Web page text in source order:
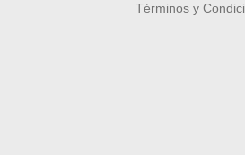
Términos y